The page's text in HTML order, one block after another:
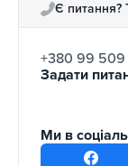
Є питання?
+380 99
Задати
Ми в